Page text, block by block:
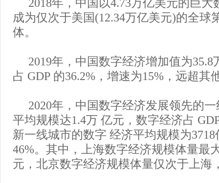
成为仅次于美国(12.34万亿美元)的全球
体。
2019年，中国数字经济增加值为35.8
占 GDP 的36.2%，增速为15%，远超其
2020年，中国数字经济发展领先的
平均规模达1.4万 亿元，数字经济占
新一线城市的数字 经济平均规模为
46%。其中，上海数字经济规模体量最
元，北京数字经济规模体量仅次于上海